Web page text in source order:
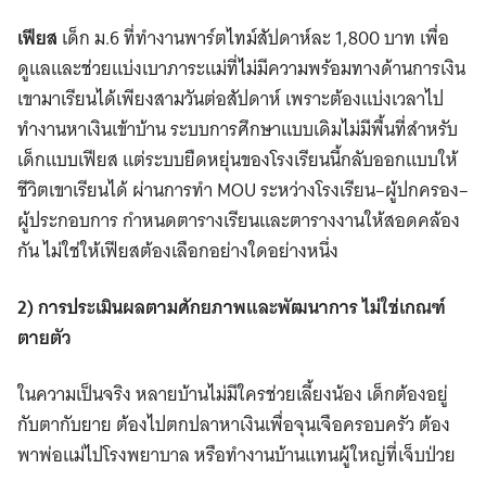
เฟียส เด็ก ม.6 ที่ทำงานพาร์ตไทม์สัปดาห์ละ 1,800 บาท เพื่อ
ดูแลและช่วยแบ่งเบาภาระแม่ที่ไม่มีความพร้อมทางด้านการเงิน
เขามาเรียนได้เพียงสามวันต่อสัปดาห์ เพราะต้องแบ่งเวลาไป
ทำงานหาเงินเข้าบ้าน ระบบการศึกษาแบบเดิมไม่มีพื้นที่สำหรับ
เด็กแบบเฟียส แต่ระบบยืดหยุ่นของโรงเรียนนี้กลับออกแบบให้
ชีวิตเขาเรียนได้ ผ่านการทำ MOU ระหว่างโรงเรียน–ผู้ปกครอง–
ผู้ประกอบการ กำหนดตารางเรียนและตารางงานให้สอดคล้อง
กัน ไม่ใช่ให้เฟียสต้องเลือกอย่างใดอย่างหนึ่ง
2) การประเมินผลตามศักยภาพและพัฒนาการ ไม่ใช่เกณฑ์
ตายตัว
ในความเป็นจริง หลายบ้านไม่มีใครช่วยเลี้ยงน้อง เด็กต้องอยู่
กับตากับยาย ต้องไปตกปลาหาเงินเพื่อจุนเจือครอบครัว ต้อง
พาพ่อแม่ไปโรงพยาบาล หรือทำงานบ้านแทนผู้ใหญ่ที่เจ็บป่วย